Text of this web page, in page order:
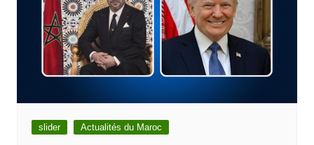
slider Actualités du Maroc